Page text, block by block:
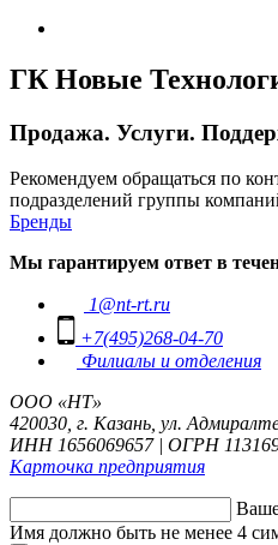
ГК Новые
Продажа. Услуги.
Рекомендуем обращаться по
подразделений группы
Бренды
Мы гарантируем ответ в
1@nt-rt.ru
+7(495)268-04-70
Филиалы и отделения
ООО «НТ»
420030, г. Казань, ул.
ИНН 1656069657 | ОГРН
Карточка предприятия
Имя должно быть не менее 4